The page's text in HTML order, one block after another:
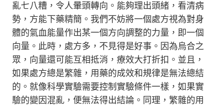
亂七八糟，令人暈頭轉向。能夠理出頭緒，看清病
勢，方能下藥精簡。我們不妨將一個處方視為對身
體的氣血能量作出某一個方向調整的力量，即一個
向量。此時，處方多，不見得是好事。因為烏合之
眾，向量還可能互相抵消，療效大打折扣。並且，
如果處方總是繁雜，用藥的成效和規律是無法總結
的。就像科學實驗需要控制實驗條件一樣，如果實
驗的變因混亂，便無法得出結論。同理，繁雜的用